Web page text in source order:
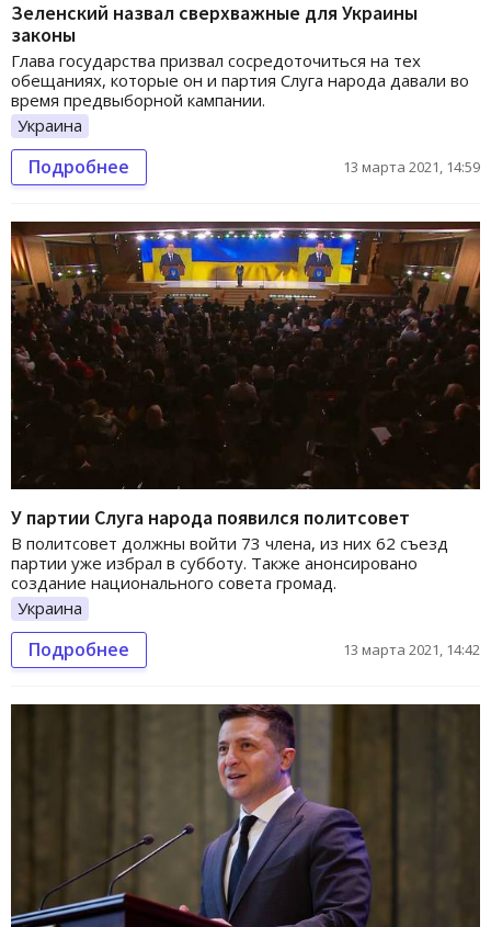
Зеленский назвал сверхважные для Украины
законы
Глава государства призвал сосредоточиться на тех
обещаниях, которые он и партия Слуга народа давали во
время предвыборной кампании.
Украина
Подробнее 13 марта 2021, 14:59
У партии Слуга народа появился политсовет
В политсовет должны войти 73 члена, из них 62 съезд
партии уже избрал в субботу. Также анонсировано
создание национального совета громад.
Украина
Подробнее 13 марта 2021, 14:42